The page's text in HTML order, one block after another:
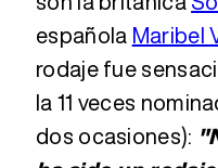
española Maribel
rodaje fue
la 11 veces
dos ocasiones):